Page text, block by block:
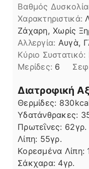
Βαθμός
Χαρακτηριστικά:
Ζάχαρη, Χωρίς
Αλλεργία: Αυγὰ,
Kύριο Συστατικό:
Μερίδες: 6
Διατροφική
Θερμίδες: 830
Υδατάνθρακες:
Πρωτεΐνες: 62γρ.
Λίπη
Λίπη: 55γρ.
Κορεσμένα Λίπη:
Σάκχαρα: 4γρ.